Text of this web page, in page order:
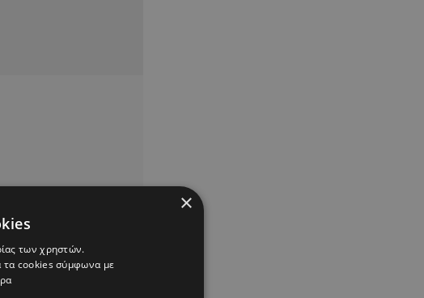
×
των χρηστών.
τα cookies σύμφωνα με